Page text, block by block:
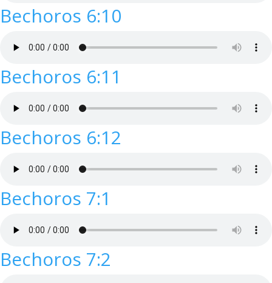
Bechoros 6:10
Bechoros 6:11
Bechoros 6:12
Bechoros 7:1
Bechoros 7:2